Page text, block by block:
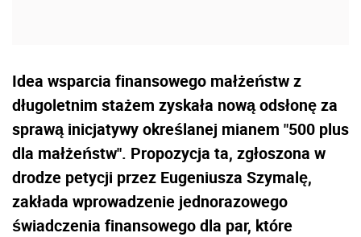
Idea wsparcia finansowego małżeństw z
długoletnim stażem zyskała nową odsłonę za
sprawą inicjatywy określanej mianem "500 plus
dla małżeństw". Propozycja ta, zgłoszona w
drodze petycji przez Eugeniusza Szymalę,
zakłada wprowadzenie jednorazowego
świadczenia finansowego dla par, które